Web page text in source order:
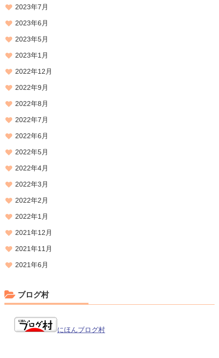
2023年7月
2023年6月
2023年5月
2023年1月
2022年12月
2022年9月
2022年8月
2022年7月
2022年6月
2022年5月
2022年4月
2022年3月
2022年2月
2022年1月
2021年12月
2021年11月
2021年6月
ブログ村
にほんブログ村